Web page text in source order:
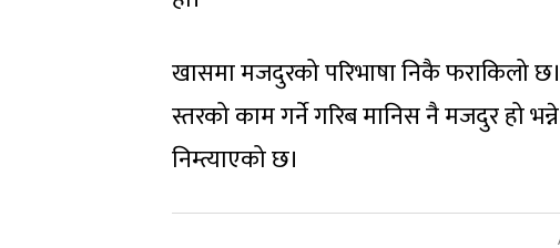
खासमा मजदुरको परिभाषा निकै फराकिलो
स्तरको काम गर्ने गरिब मानिस नै मजदुर हो
निम्त्याएको छ।